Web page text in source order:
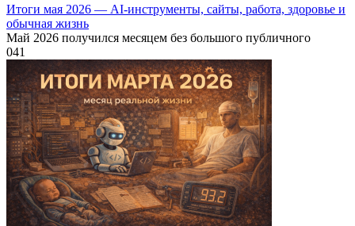
Итоги мая 2026 — AI-инструменты, сайты, работа, здоровье и
обычная жизнь
Май 2026 получился месяцем без большого публичного
041